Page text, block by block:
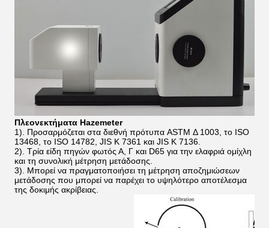
Πλεονεκτήματα Hazemeter
1). Προσαρμόζεται στα διεθνή πρότυπα ASTM Δ 1003, το ISO
13468, το ISO 14782, JIS Κ 7361 και JIS Κ 7136.
2). Τρία είδη πηγών φωτός Α, Γ και D65 για την ελαφριά ομίχλη
και τη συνολική μέτρηση μετάδοσης.
3). Μπορεί να πραγματοποιήσει τη μέτρηση αποζημιώσεων
μετάδοσης που μπορεί να παρέχει το υψηλότερο αποτέλεσμα
της δοκιμής ακρίβειας.